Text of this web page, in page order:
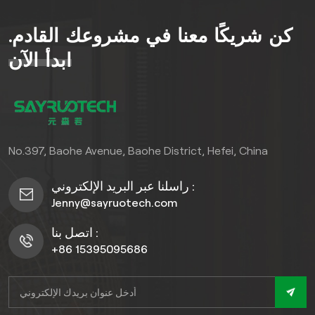
الشرفات، وحدائق الأسطح،
والمناظر الطبيعية التجارية،
كن شريكًا معنا في مشروعك القادم.
ابدأ الآن
No.397, Baohe Avenue, Baohe District, Hefei, China
راسلنا عبر البريد الإلكتروني :
Jenny@sayruotech.com
اتصل بنا :
+86 15395095686